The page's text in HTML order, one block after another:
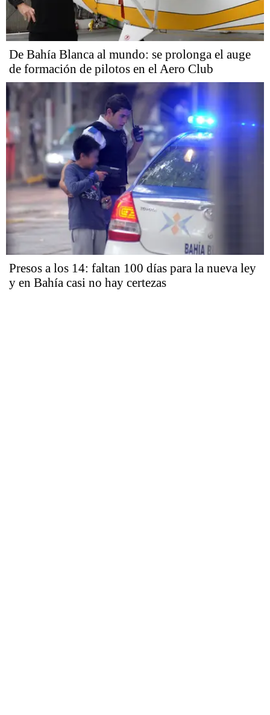
De Bahía Blanca al mundo: se prolonga el auge
de formación de pilotos en el Aero Club
Presos a los 14: faltan 100 días para la nueva ley
y en Bahía casi no hay certezas